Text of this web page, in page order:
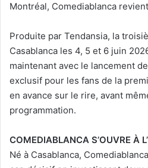
Montréal, Comediablanca
Produite par Tendansia, la
Casablanca les 4, 5 et 6 juin
maintenant avec le lancement
exclusif pour les fans de la
en avance sur le rire, avant
programmation.
COMEDIABLANCA S’OUVRE À
Né à Casablanca,